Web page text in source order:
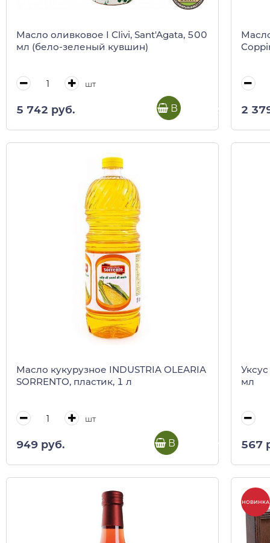
Масло оливковое I Clivi, Sant'Agata, 500
мл (бело-зеленый кувшин)
шт
5 742 руб. В корзину 2
Масло кукурузное INDUSTRIA OLEARIA
SORRENTO, пластик, 1 л
шт
949 руб. В корзину
мл
567
НОВИНКА